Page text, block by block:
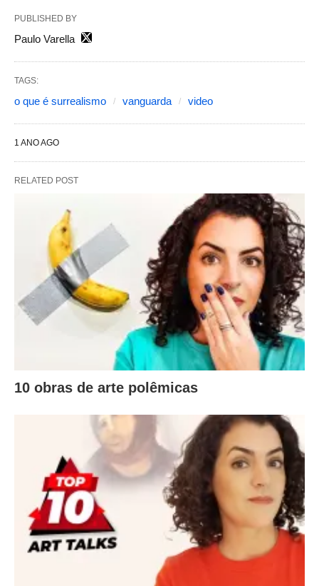
PUBLISHED BY
Paulo Varella
TAGS:
o que é surrealismo vanguarda video
1 ANO AGO
RELATED POST
10 obras de arte polêmicas